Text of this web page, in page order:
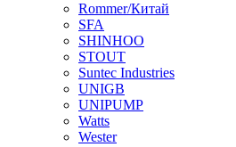
Rommer/Китай
SFA
SHINHOO
STOUT
Suntec Industries
UNIGB
UNIPUMP
Watts
Wester